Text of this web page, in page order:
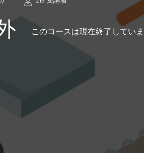
このコースは現在終了してい